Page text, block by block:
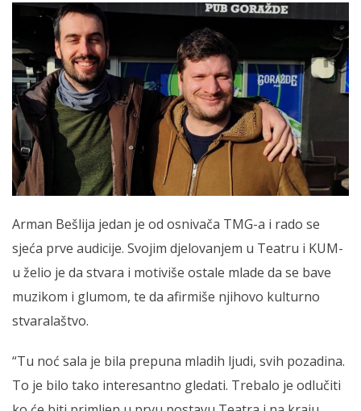
Arman Bešlija jedan je od osnivača TMG-a i rado se
sjeća prve audicije. Svojim djelovanjem u Teatru i KUM-
u želio je da stvara i motiviše ostale mlade da se bave
muzikom i glumom, te da afirmiše njihovo kulturno
stvaralaštvo.
“Tu noć sala je bila prepuna mladih ljudi, svih pozadina.
To je bilo tako interesantno gledati. Trebalo je odlučiti